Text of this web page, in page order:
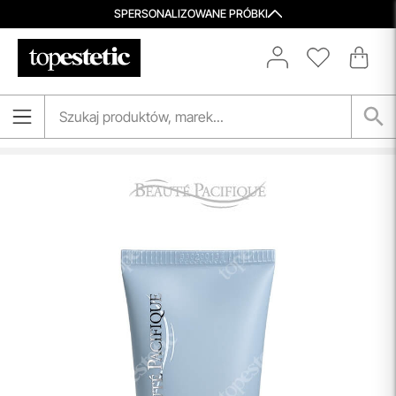
SPERSONALIZOWANE PRÓBKI
Darmowa Dostawa i Zwrot
efektywnej realizacji zamówień w naszym sklepie. Dzięki
wysyłane i dostarczane w ciągu zaledwie
Aktualizacja Regulaminów
Zmiany obowiązują od 27.04.2026.
Korzystanie ze Sklepu Internetowego lub Konta po tym
terminie oznacza akceptację wprowadzonych zmian.
Porady Kosmetologów
Nowa jakość pielęgnacji z Topestetic! Skorzystaj z